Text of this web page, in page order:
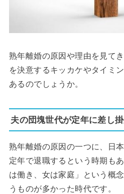
熟年離婚の原因や理由を見て
を決意するキッカケやタイミ
あるのでしょうか。
夫の団塊世代が定年に差し
熟年離婚の原因の一つに、日
定年で退職するという時期も
は働き、女は家庭」という概
うものが多かった時代です。